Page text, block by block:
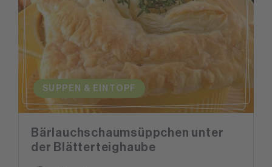
SUPPEN & EINTOPF
Bärlauchschaumsüppchen unter
der Blätterteighaube